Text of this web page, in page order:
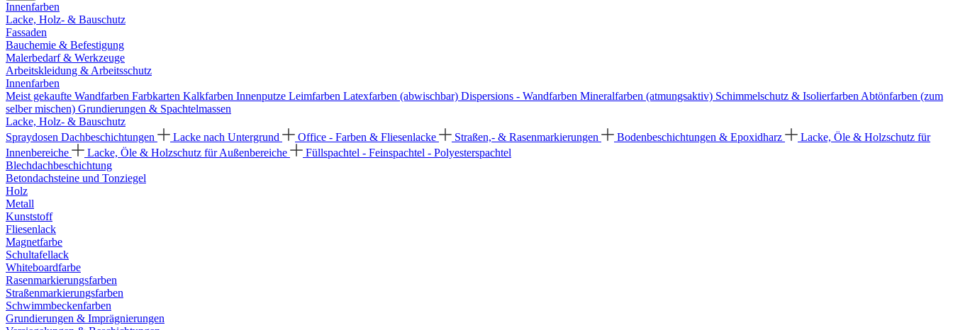
Innenfarben
Lacke, Holz- & Bauschutz
Fassaden
Bauchemie & Befestigung
Malerbedarf & Werkzeuge
Arbeitskleidung & Arbeitsschutz
Innenfarben
Meist gekaufte Wandfarben Farbkarten Kalkfarben Innenputze Leimfarben Latexfarben (abwischbar) Dispersions - Wandfarben Mineralfarben (atmungsaktiv) Schimmelschutz & Isolierfarben Abtönfarben (zum
selber mischen) Grundierungen & Spachtelmassen
Lacke, Holz- & Bauschutz
Spraydosen Dachbeschichtungen Lacke nach Untergrund Office - Farben & Fliesenlacke Straßen,- & Rasenmarkierungen Bodenbeschichtungen & Epoxidharz
Lacke, Öle & Holzschutz für
Innenbereiche
Lacke, Öle & Holzschutz für Außenbereiche
Füllspachtel - Feinspachtel - Polyesterspachtel
Blechdachbeschichtung
Betondachsteine und Tonziegel
Holz
Metall
Kunststoff
Fliesenlack
Magnetfarbe
Schultafellack
Whiteboardfarbe
Rasenmarkierungsfarben
Straßenmarkierungsfarben
Schwimmbeckenfarben
Grundierungen & Imprägnierungen